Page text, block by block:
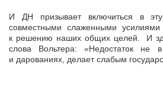
И ДН призывает включиться в
совместными слаженными
к решению наших общих целей.
И
слова Вольтера:«Недостаток не
и дарованиях, делает слабым